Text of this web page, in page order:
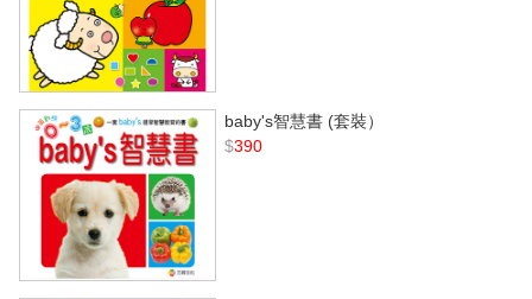
baby's智慧書 (套裝）
$390